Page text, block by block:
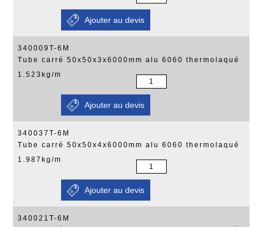
340009T-6M
Tube carré 50x50x3x6000mm alu 6060 thermolaqué
1.523kg/m
340037T-6M
Tube carré 50x50x4x6000mm alu 6060 thermolaqué
1.987kg/m
340021T-6M